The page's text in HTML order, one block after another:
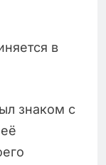
в
знаком с